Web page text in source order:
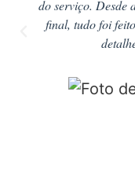
do serviço. Desde
final, tudo foi